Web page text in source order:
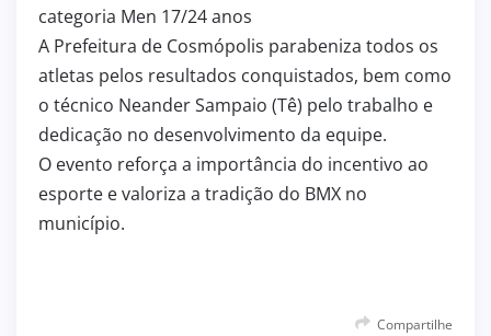
categoria Men 17/24 anos
A Prefeitura de Cosmópolis parabeniza todos os
atletas pelos resultados conquistados, bem como
o técnico Neander Sampaio (Tê) pelo trabalho e
dedicação no desenvolvimento da equipe.
O evento reforça a importância do incentivo ao
esporte e valoriza a tradição do BMX no
município.
Compartilhe